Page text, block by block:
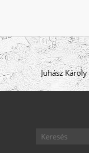
Juhász